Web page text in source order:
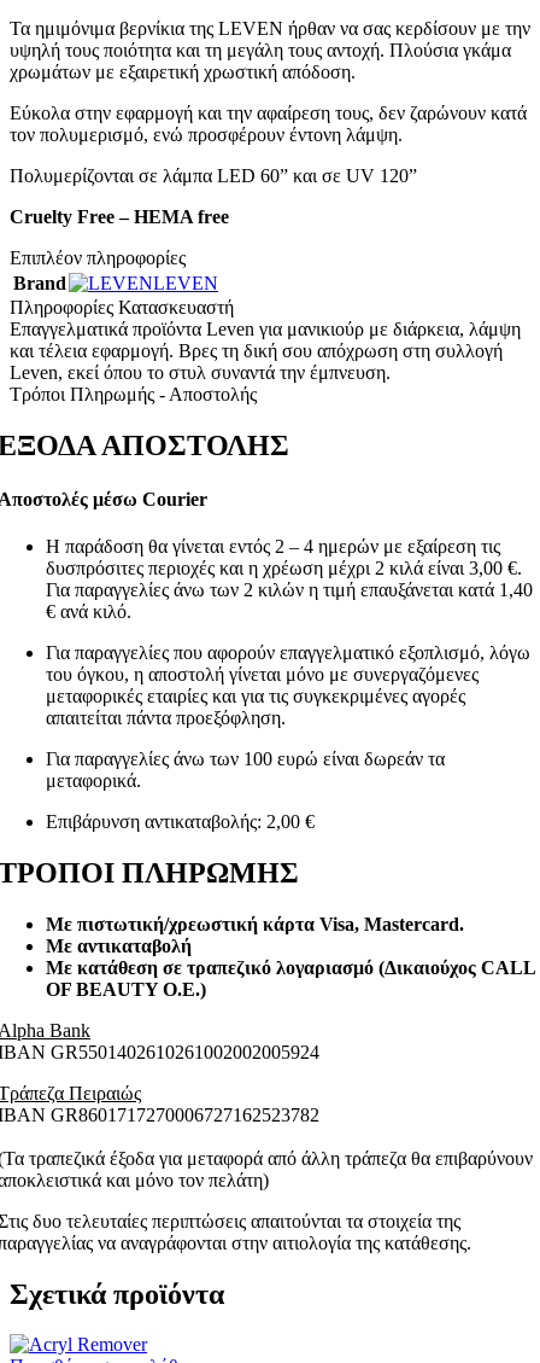
Τα ημιμόνιμα βερνίκια της LEVEN ήρθαν να σας κερδίσουν με την
υψηλή τους ποιότητα και τη μεγάλη τους αντοχή. Πλούσια γκάμα
χρωμάτων με εξαιρετική χρωστική απόδοση.
Εύκολα στην εφαρμογή και την αφαίρεση τους, δεν ζαρώνουν κατά
τον πολυμερισμό, ενώ προσφέρουν έντονη λάμψη.
Πολυμερίζονται σε λάμπα LED 60” και σε UV 120”
Cruelty Free – HEMA free
Επιπλέον πληροφορίες
Brand
LEVEN
Πληροφορίες Κατασκευαστή
Επαγγελματικά προϊόντα Leven για μανικιούρ με διάρκεια, λάμψη
και τέλεια εφαρμογή. Βρες τη δική σου απόχρωση στη συλλογή
Leven, εκεί όπου το στυλ συναντά την έμπνευση.
Τρόποι Πληρωμής - Αποστολής
ΑΠΟΣΤΟΛΗΣ
μέσω Courier
Η παράδοση θα γίνεται εντός 2 – 4 ημερών με εξαίρεση τις
δυσπρόσιτες περιοχές και η χρέωση μέχρι 2 κιλά είναι 3,00 €.
Για παραγγελίες άνω των 2 κιλών η τιμή επαυξάνεται κατά 1,40
€ ανά κιλό.
Για παραγγελίες που αφορούν επαγγελματικό εξοπλισμό, λόγω
του όγκου, η αποστολή γίνεται μόνο με συνεργαζόμενες
μεταφορικές εταιρίες και για τις συγκεκριμένες αγορές
απαιτείται πάντα προεξόφληση.
Για παραγγελίες άνω των 100 ευρώ είναι δωρεάν τα
μεταφορικά.
Επιβάρυνση αντικαταβολής: 2,00 €
ΠΛΗΡΩΜΗΣ
Με πιστωτική/χρεωστική κάρτα Visa, Mastercard.
Με αντικαταβολή
Με κατάθεση σε τραπεζικό λογαριασμό (Δικαιούχος CALL
OF BEAUTY O.E.)
Bank
GR5501402610261002002005924
Πειραιώς
GR8601717270006727162523782
τραπεζικά έξοδα για μεταφορά από άλλη τράπεζα θα επιβαρύνουν
και μόνο τον πελάτη)
δυο τελευταίες περιπτώσεις απαιτούνται τα στοιχεία της
να αναγράφονται στην αιτιολογία της κατάθεσης.
Σχετικά προϊόντα